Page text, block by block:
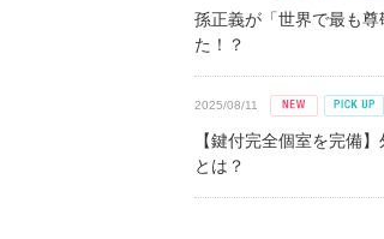
孫正義が「世界で最も
た！？
2025/08/11
【鍵付完全個室を完備
とは？